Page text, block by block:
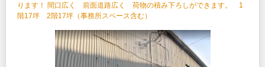
ります！ 間口広く 前面道路広く 荷物の積み下ろしができます。 1
階17坪 2階17坪（事務所スペース含む）